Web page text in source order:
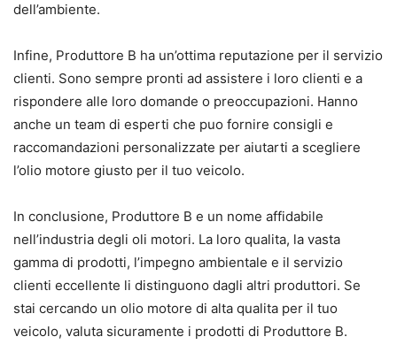
dell’ambiente.
Infine, Produttore B ha un’ottima reputazione per il servizio
clienti. Sono sempre pronti ad assistere i loro clienti e a
rispondere alle loro domande o preoccupazioni. Hanno
anche un team di esperti che puo fornire consigli e
raccomandazioni personalizzate per aiutarti a scegliere
l’olio motore giusto per il tuo veicolo.
In conclusione, Produttore B e un nome affidabile
nell’industria degli oli motori. La loro qualita, la vasta
gamma di prodotti, l’impegno ambientale e il servizio
clienti eccellente li distinguono dagli altri produttori. Se
stai cercando un olio motore di alta qualita per il tuo
veicolo, valuta sicuramente i prodotti di Produttore B.